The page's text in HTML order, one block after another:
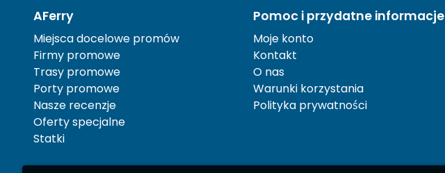
AFerry
Miejsca docelowe promów
Firmy promowe
Trasy promowe
Porty promowe
Nasze recenzje
Oferty specjalne
Statki
Pomoc i przydatne informacje
Moje konto
Kontakt
O nas
Warunki korzystania
Polityka prywatności